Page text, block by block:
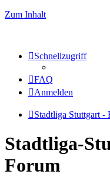
Zum Inhalt
Schnellzugriff
FAQ
Anmelden
Stadtliga Stuttgart
Stadtliga-
Forum